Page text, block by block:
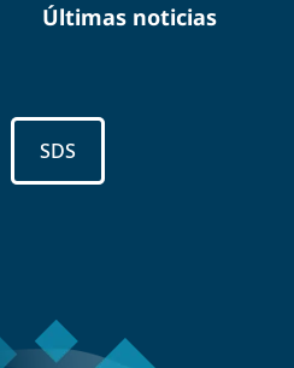
Últimas noticias
SDS